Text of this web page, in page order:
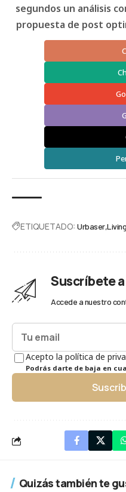
segundos un análisis
propuesta de post
ETIQUETADO: Urbaser
Suscríbete
Accede a nuestro
Acepto la política de
Podrás darte de baja en
Quizás también te